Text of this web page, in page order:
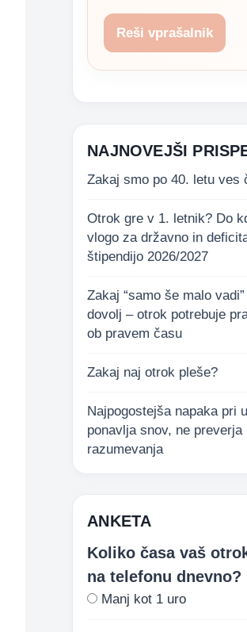
Reši vprašalnik
NAJNOVEJŠI
Zakaj smo po 40. letu ves
Otrok gre v 1. letnik? Do
vlogo za državno in
štipendijo 2026/2027
Zakaj “samo še malo
dovolj – otrok potrebuje
ob pravem času
Zakaj naj otrok pleše?
Najpogostejša napaka pri
ponavlja snov, ne preverja
razumevanja
ANKETA
Koliko časa vaš
na telefonu dnevno?
Manj kot 1 uro